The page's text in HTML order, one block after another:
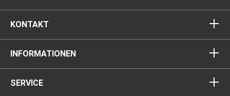
KONTAKT
INFORMATIONEN
SERVICE